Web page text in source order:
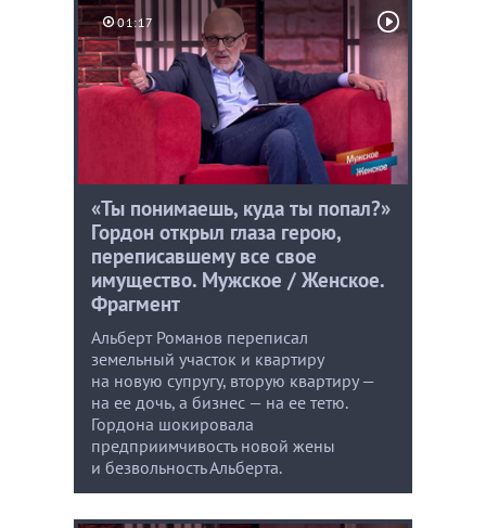
01:17
«Ты понимаешь, куда ты попал?»
Гордон открыл глаза герою,
переписавшему все свое
имущество. Мужское / Женское.
Фрагмент
Альберт Романов переписал
земельный участок и квартиру
на новую супругу, вторую квартиру —
на ее дочь, а бизнес — на ее тетю.
Гордона шокировала
предприимчивость новой жены
и безвольность Альберта.